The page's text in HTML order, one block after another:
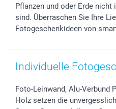
Pflanzen und oder Erde
sind. Überraschen Sie Ihre
Fotogeschenkideen von
Individuelle
Foto-Leinwand, Alu-Verbund
Holz setzen die